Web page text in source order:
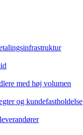
med høj volumen
og kundefastholdelse